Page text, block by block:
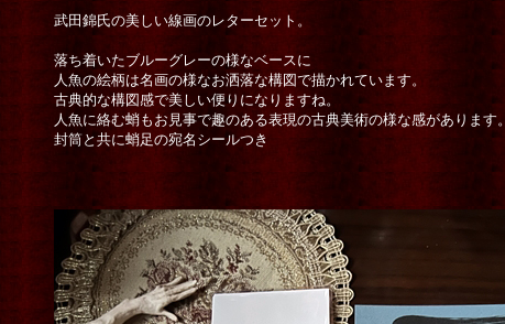
武田錦氏の美しい線画のレターセット。
落ち着いたブルーグレーの様なベースに
人魚の絵柄は名画の様なお洒落な構図で描かれています。
古典的な構図感で美しい便りになりますね。
人魚に絡む蛸もお見事で趣のある表現の古典美術の様な感があります。
封筒と共に蛸足の宛名シールつき